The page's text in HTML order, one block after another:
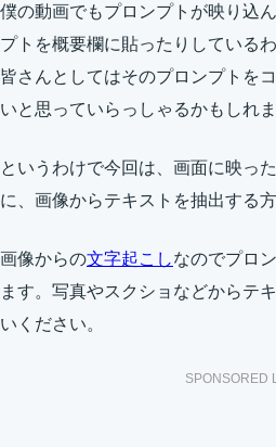
僕の動画でもプロンプトが映り込
プトを概要欄に貼ったりしている
皆さんとしてはそのプロンプトを
いと思っていらっしゃるかもしれま
というわけで今回は、画面に映っ
に、画像からテキストを抽出する
画像からの文字起こしなのでプロ
ます。写真やスクショなどからテ
いください。
SPONSORED